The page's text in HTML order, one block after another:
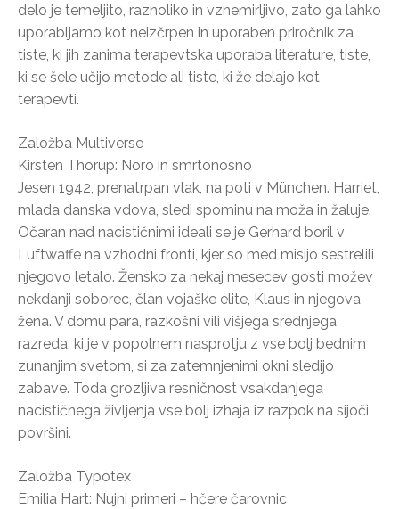
delo je temeljito, raznoliko in vznemirljivo, zato ga lahko
uporabljamo kot neizčrpen in uporaben priročnik za
tiste, ki jih zanima terapevtska uporaba literature, tiste,
ki se šele učijo metode ali tiste, ki že delajo kot
terapevti.
Založba Multiverse
Kirsten Thorup: Noro in smrtonosno
Jesen 1942, prenatrpan vlak, na poti v München. Harriet,
mlada danska vdova, sledi spominu na moža in žaluje.
Očaran nad nacističnimi ideali se je Gerhard boril v
Luftwaffe na vzhodni fronti, kjer so med misijo sestrelili
njegovo letalo. Žensko za nekaj mesecev gosti možev
nekdanji soborec, član vojaške elite, Klaus in njegova
žena. V domu para, razkošni vili višjega srednjega
razreda, ki je v popolnem nasprotju z vse bolj bednim
zunanjim svetom, si za zatemnjenimi okni sledijo
zabave. Toda grozljiva resničnost vsakdanjega
nacističnega življenja vse bolj izhaja iz razpok na sijoči
površini.
Založba Typotex
Emilia Hart: Nujni primeri – hčere čarovnic